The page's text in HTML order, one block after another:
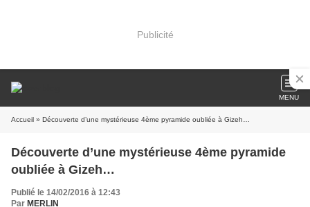
Publicité
MENU
Accueil » Découverte d’une mystérieuse 4ème pyramide oubliée à Gizeh…
Découverte d’une mystérieuse 4ème pyramide
oubliée à Gizeh…
Publié le 14/02/2016 à 12:43
Par MERLIN